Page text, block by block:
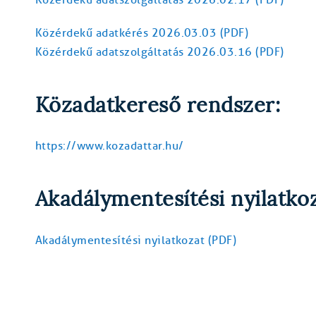
Közérdekű adatkérés 2026.03.03 (PDF)
Közérdekű adatszolgáltatás 2026.03.16 (PDF)
Közadatkereső rendszer:
https://www.kozadattar.hu/
Akadálymentesítési
Akadálymentesítési nyilatkozat (PDF)